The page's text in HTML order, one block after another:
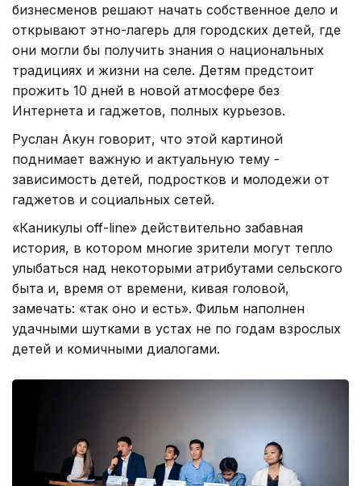
бизнесменов решают начать собственное дело и
открывают этно-лагерь для городских детей, где
они могли бы получить знания о национальных
традициях и жизни на селе. Детям предстоит
прожить 10 дней в новой атмосфере без
Интернета и гаджетов, полных курьезов.
Руслан Акун говорит, что этой картиной
поднимает важную и актуальную тему -
зависимость детей, подростков и молодежи от
гаджетов и социальных сетей.
«Каникулы off-line» действительно забавная
история, в котором многие зрители могут тепло
улыбаться над некоторыми атрибутами сельского
быта и, время от времени, кивая головой,
замечать: «так оно и есть». Фильм наполнен
удачными шутками в устах не по годам взрослых
детей и комичными диалогами.